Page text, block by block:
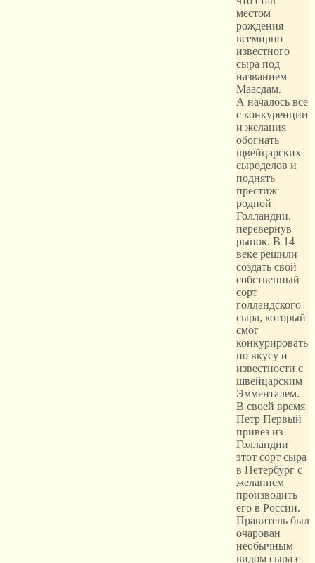
местом
рождения
всемирно
известного
сыра под
названием
Маасдам.
А началось все
с конкуренции
и желания
обогнать
щвейцарских
сыроделов и
поднять
престиж
родной
Голландии,
перевернув
рынок. В 14
веке решили
создать свой
собственный
сорт
голландского
сыра, который
смог
конкурировать
по вкусу и
известности с
швейцарским
Эмменталем.
В своей время
Петр Первый
привез из
Голландии
этот сорт сыра
в Петербург с
желанием
производить
его в России.
Правитель был
очарован
необычным
видом сыра с